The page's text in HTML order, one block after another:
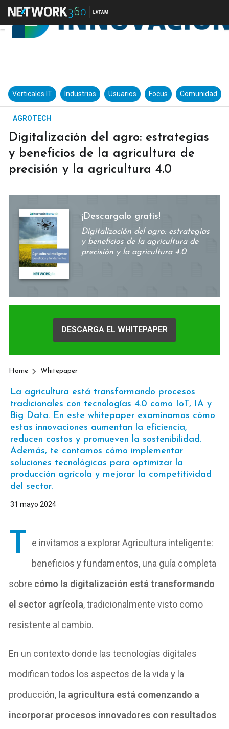
Verticales IT Industrias Usuarios Focus Comunidad
AGROTECH
Digitalización del agro: estrategias
y beneficios de la agricultura de
precisión y la agricultura 4.0
¡Descargalo gratis!
Digitalización del agro: estrategias
y beneficios de la agricultura de
precisión y la agricultura 4.0
DESCARGA EL WHITEPAPER
Home Whitepaper
La agricultura está transformando procesos
tradicionales con tecnologías 4.0 como IoT, IA y
Big Data. En este whitepaper examinamos cómo
estas innovaciones aumentan la eficiencia,
reducen costos y promueven la sostenibilidad.
Además, te contamos cómo implementar
soluciones tecnológicas para optimizar la
producción agrícola y mejorar la competitividad
del sector.
31 mayo 2024
T
e invitamos a explorar Agricultura inteligente:
beneficios y fundamentos, una guía completa
sobre cómo la digitalización está transformando
el sector agrícola, tradicionalmente visto como
resistente al cambio.
En un contexto donde las tecnologías digitales
modifican todos los aspectos de la vida y la
producción, la agricultura está comenzando a
incorporar procesos innovadores con resultados